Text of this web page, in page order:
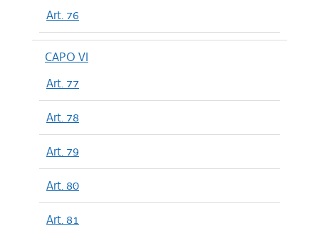
Art. 76
CAPO VI
Art. 77
Art. 78
Art. 79
Art. 80
Art. 81